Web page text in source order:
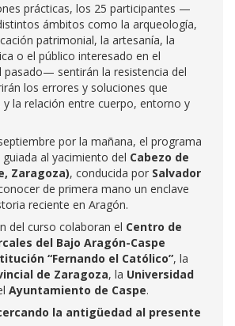
prácticas, los 25 participantes —
ámbitos como la arqueología,
patrimonial, la artesanía, la
o el público interesado en el
pasado— sentirán la resistencia del
los errores y soluciones que
y la relación entre cuerpo, entorno y
por la mañana, el programa
al yacimiento del Cabezo de
Zaragoza), conducida por Salvador
de primera mano un enclave
reciente en Aragón.
del curso colaboran el Centro de
del Bajo Aragón-Caspe
“Fernando el Católico”, la
de Zaragoza, la Universidad
Ayuntamiento de Caspe.
la antigüedad al presente